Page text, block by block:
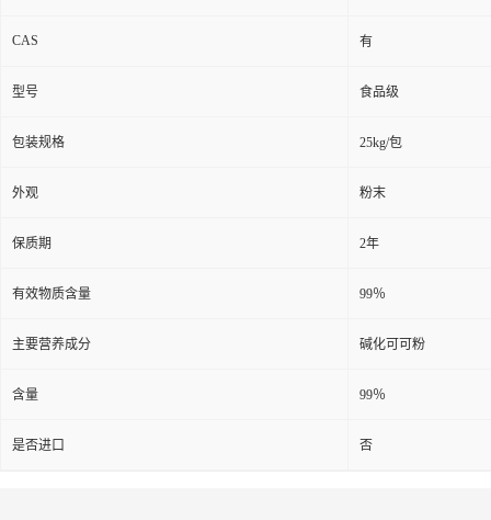
CAS 有
型号 食品级
包装规格 25kg/包
外观 粉末
保质期 2年
有效物质含量 99％
主要营养成分 碱化可可粉
含量 99％
是否进口 否